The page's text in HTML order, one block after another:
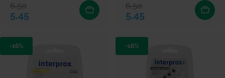
Verkoopprijs
5,45
Normale prijs
6,50 Verkoopprijs
5,45
Normale prijs
6,50
-16% -16%